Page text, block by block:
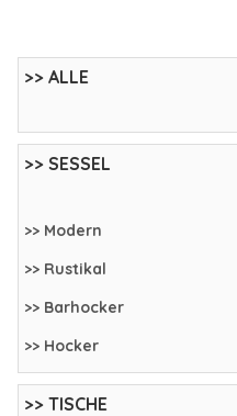
>> ALLE
>> SESSEL
>> Modern
>> Rustikal
>> Barhocker
>> Hocker
>> TISCHE